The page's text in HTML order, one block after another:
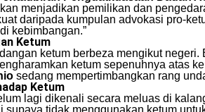
menjadikan pemilikan dan
daripada kumpulan advokasi pro-
kebimbangan.”
Ketum
ketum berbeza mengikut
ketum sepenuhnya atas
sedang mempertimbangkan rang
Ketum
lagi dikenali secara meluas di
supaya tidak menggunakan ketum